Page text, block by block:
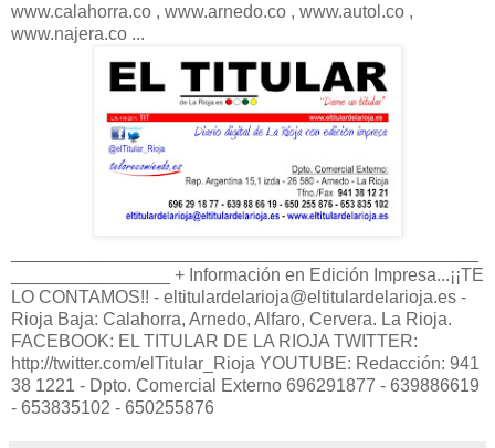
www.calahorra.co , www.arnedo.co , www.autol.co ,
www.najera.co ...
________________ + Información en Edición Impresa...¡¡TE
LO CONTAMOS!! - eltitulardelarioja@eltitulardelarioja.es -
Rioja Baja: Calahorra, Arnedo, Alfaro, Cervera. La Rioja.
FACEBOOK: EL TITULAR DE LA RIOJA TWITTER:
http://twitter.com/elTitular_Rioja YOUTUBE: Redacción: 941
38 1221 - Dpto. Comercial Externo 696291877 - 639886619
- 653835102 - 650255876